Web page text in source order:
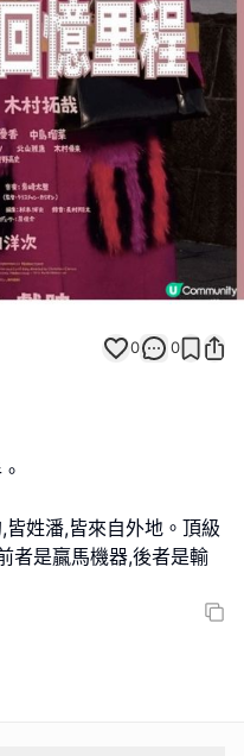
0 0
姓潘,皆來自外地。頂級
者是贏馬機器,後者是輸